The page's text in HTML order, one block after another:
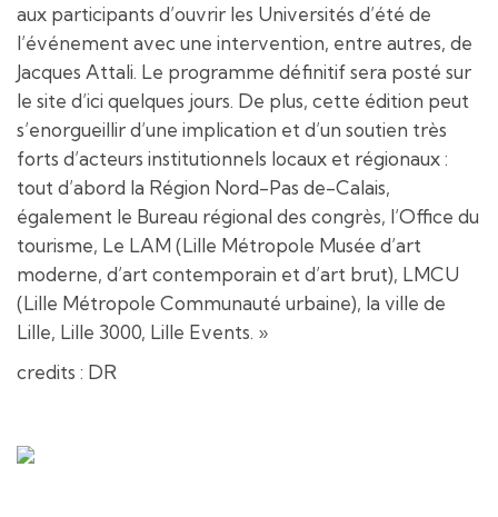
aux participants d’ouvrir les Universités d’été de
l’événement avec une intervention, entre autres, de
Jacques Attali. Le programme définitif sera posté sur
le site d’ici quelques jours. De plus, cette édition peut
s’enorgueillir d’une implication et d’un soutien très
forts d’acteurs institutionnels locaux et régionaux :
tout d’abord la Région Nord-Pas de-Calais,
également le Bureau régional des congrès, l’Office du
tourisme, Le LAM (Lille Métropole Musée d’art
moderne, d’art contemporain et d’art brut), LMCU
(Lille Métropole Communauté urbaine), la ville de
Lille, Lille 3000, Lille Events. »
credits : DR